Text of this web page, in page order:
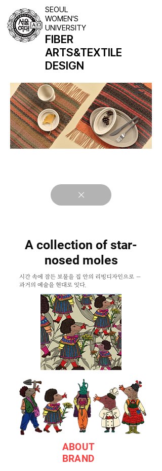
SEOUL
WOMEN'S
UNIVERSITY
FIBER
ARTS&TEXTILE
DESIGN
A collection of star-
nosed moles
시간 속에 잠든 보물을 집 안의 리빙디자인으로 —
과거의 예술을 현대로 잇다.
ABOUT
BRAND